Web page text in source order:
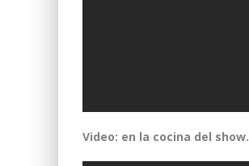
Video: en la cocina del show.